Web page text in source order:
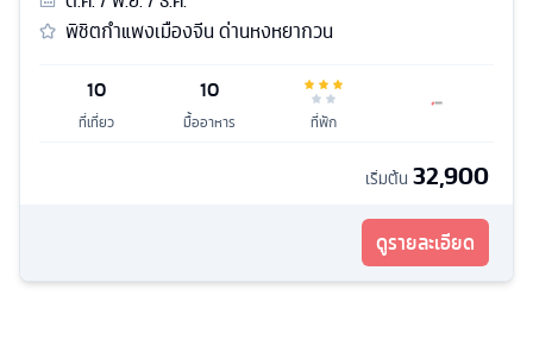
พิชิตกำแพงเมืองจีน ด่านหงหยากวน
10
ที่เที่ยว
10
มื้ออาหาร ที่พัก
เริ่มต้น 32,900
ดูรายละเอียด